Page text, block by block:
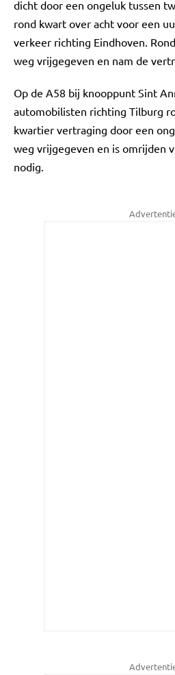
dicht door een ongeluk tussen
rond kwart over acht voor een
verkeer richting Eindhoven.
weg vrijgegeven en nam de
Op de A58 bij knooppunt Sint
automobilisten richting Tilburg
kwartier vertraging door een
weg vrijgegeven en is omrijden
nodig.